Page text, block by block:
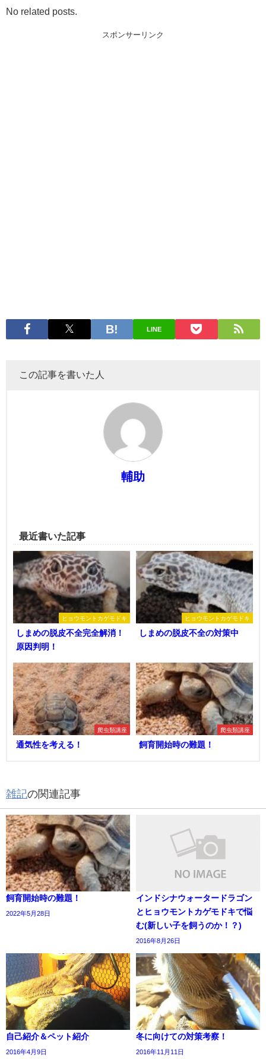
No related posts.
スポンサーリンク
LINE
この記事を書いた人
輔助
最近書いた記事
ヒョウモントカゲモドキ
しまめの脱皮不全完全解消！
原因判明！
ヒョウモントカゲモドキ
しまめの脱皮不全の対策中
爬虫類講座
通気性を考える！
爬虫類講座
飼育開始時の難題！
雑記の関連記事
飼育開始時の難題！
2022年5月28日
インドシナウォータードラゴン
とヒョウモントカゲモドキで悩
む(新しい子を飼うのか！？)
2016年8月26日
自己紹介＆ペット紹介
2016年4月9日
冬に向けての対策考察！
2016年11月11日